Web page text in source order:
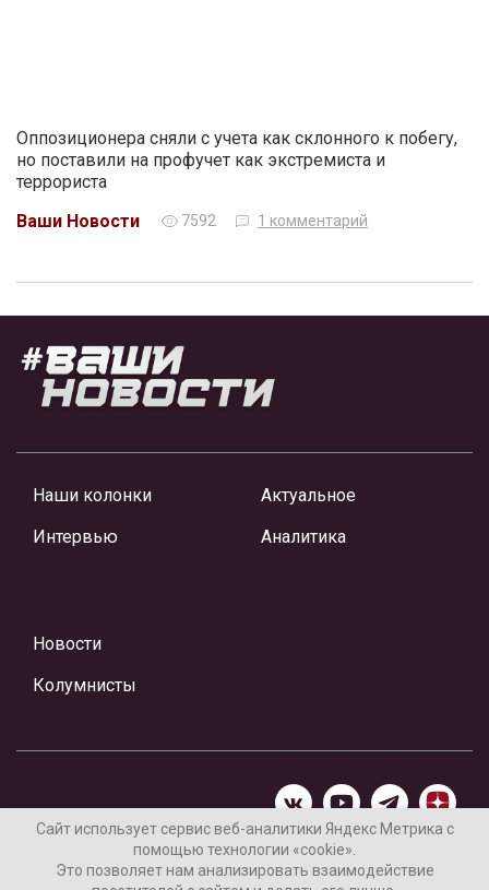
Оппозиционера сняли с учета как склонного к побегу,
но поставили на профучет как экстремиста и
террориста
Ваши Новости
7592 1 комментарий
Наши колонки
Интервью
Актуальное
Аналитика
Новости
Колумнисты
Материалы предоставлены редакцией Интернет-газеты
«Ваши новости»
Сайт использует сервис веб-аналитики Яндекс Метрика с
помощью технологии «cookie».
Это позволяет нам анализировать взаимодействие